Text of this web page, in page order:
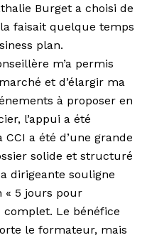
Burget a choisi de
faisait quelque temps
plan.
m’a permis
et d’élargir ma
à proposer en
l’appui a été
a été d’une grande
solide et structuré
dirigeante souligne
« 5 jours pour
complet. Le bénéfice
le formateur, mais